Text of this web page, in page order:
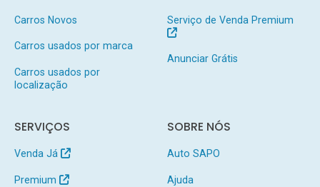
Carros Novos
Carros usados por marca
Carros usados por
localização
Serviço de Venda Premium
Anunciar Grátis
SERVIÇOS
Venda Já
Premium
SOBRE NÓS
Auto SAPO
Ajuda